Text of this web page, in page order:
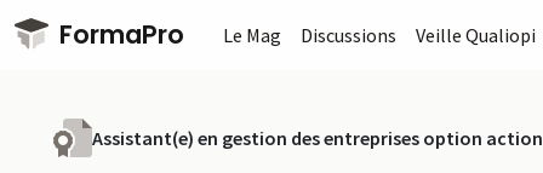
Passer au contenu principal
FormaPro Le Mag Discussions Veille Qualiopi
Assistant(e) en gestion des entreprises option